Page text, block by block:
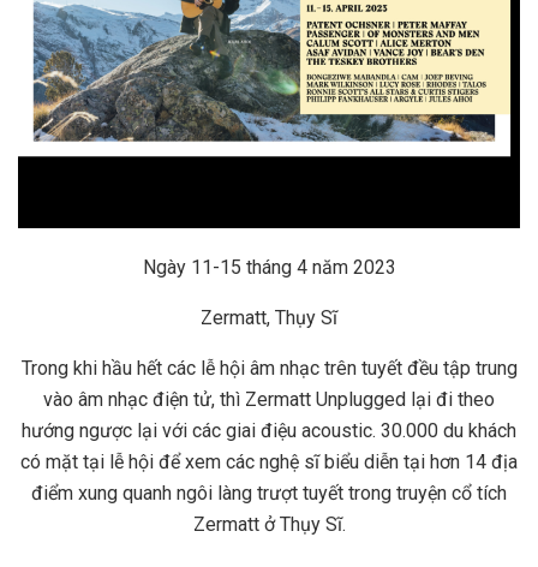
Ngày 11-15 tháng 4 năm 2023
Zermatt, Thụy Sĩ
Trong khi hầu hết các lễ hội âm nhạc trên tuyết đều tập trung
vào âm nhạc điện tử, thì Zermatt Unplugged lại đi theo
hướng ngược lại với các giai điệu acoustic. 30.000 du khách
có mặt tại lễ hội để xem các nghệ sĩ biểu diễn tại hơn 14 địa
điểm xung quanh ngôi làng trượt tuyết trong truyện cổ tích
Zermatt ở Thụy Sĩ.